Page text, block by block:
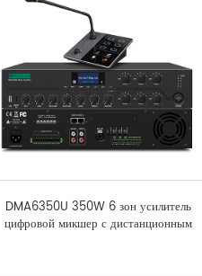
DMA6350U 350W 6 зон усилитель
цифровой микшер с дистанционным